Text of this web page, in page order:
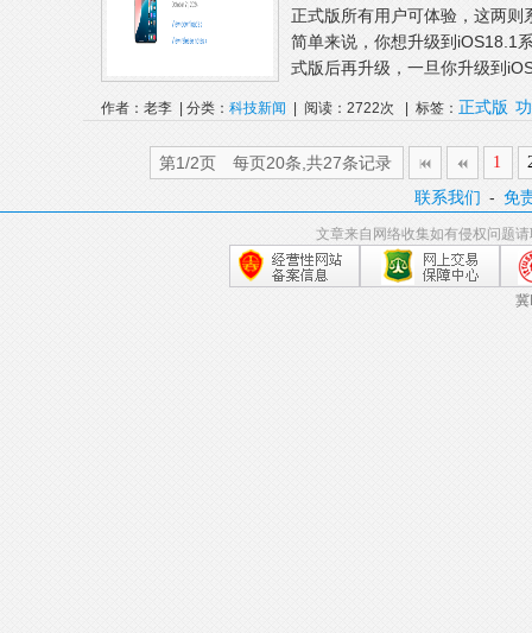
正式版所有用户可体验，这两
简单来说，你想升级到iOS18.1
式版后再升级，一旦你升级到
作者：老李 | 分类： 科技新闻 | 阅读：2722次 | 标签： 正式版
第1/2页 每页20条,共27条记录 1
联系我们 -免
文章来自网络收集如有侵权问题